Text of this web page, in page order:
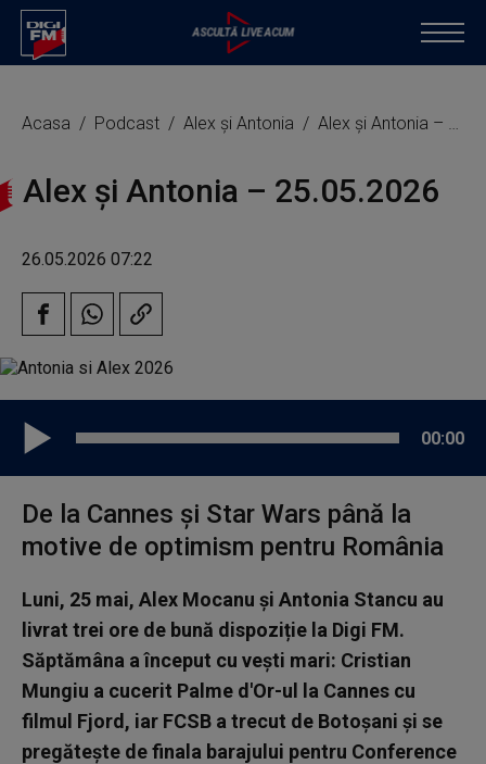
Acasa Podcast Alex și Antonia Alex și Antonia – 25.05.2026
Alex și Antonia – 25.05.2026
26.05.2026 07:22
00:00
De la Cannes și Star Wars până la
motive de optimism pentru România
Luni, 25 mai, Alex Mocanu și Antonia Stancu au
livrat trei ore de bună dispoziție la Digi FM.
Săptămâna a început cu vești mari: Cristian
Mungiu a cucerit Palme d'Or-ul la Cannes cu
filmul Fjord, iar FCSB a trecut de Botoșani și se
pregătește de finala barajului pentru Conference